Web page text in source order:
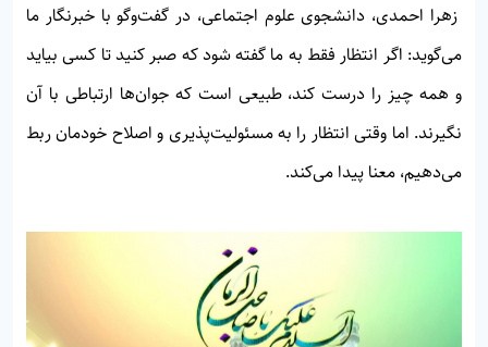
زهرا احمدی، دانشجوی علوم اجتماعی، در گفت‌وگو با خبرنگار ما
می‌گوید: اگر انتظار فقط به ما گفته شود که صبر کنید تا کسی بیاید
و همه چیز را درست کند، طبیعی است که جوان‌ها ارتباطی با آن
نگیرند. اما وقتی انتظار را به مسئولیت‌پذیری و اصلاح خودمان ربط
می‌دهیم، معنا پیدا می‌کند.